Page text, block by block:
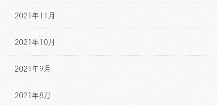
2021年11月
2021年10月
2021年9月
2021年8月